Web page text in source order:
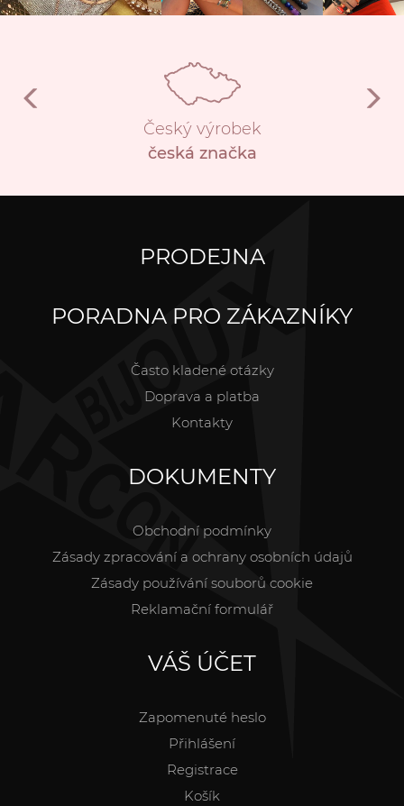
Český výrobek
česká značka
PRODEJNA
PORADNA PRO ZÁKAZNÍKY
Často kladené otázky
Doprava a platba
Kontakty
DOKUMENTY
Obchodní podmínky
Zásady zpracování a ochrany osobních údajů
Zásady používání souborů cookie
Reklamační formulář
VÁŠ ÚČET
Zapomenuté heslo
Přihlášení
Registrace
Košík